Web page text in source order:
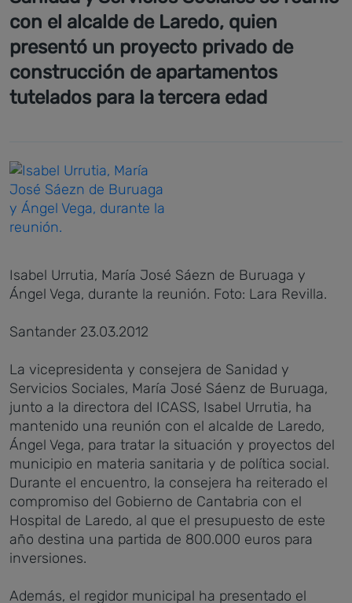
con el alcalde de Laredo, quien
presentó un proyecto privado de
construcción de apartamentos
tutelados para la tercera edad
Isabel Urrutia, María José Sáezn de Buruaga y
Ángel Vega, durante la reunión. Foto: Lara Revilla.
Santander 23.03.2012
La vicepresidenta y consejera de Sanidad y
Servicios Sociales, María José Sáenz de Buruaga,
junto a la directora del ICASS, Isabel Urrutia, ha
mantenido una reunión con el alcalde de Laredo,
Ángel Vega, para tratar la situación y proyectos del
municipio en materia sanitaria y de política social.
Durante el encuentro, la consejera ha reiterado el
compromiso del Gobierno de Cantabria con el
Hospital de Laredo, al que el presupuesto de este
año destina una partida de 800.000 euros para
inversiones.
Además, el regidor municipal ha presentado el